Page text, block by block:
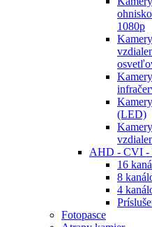
1080p
(LED)
AHD - CVI -
16
8
4
Fotopasce